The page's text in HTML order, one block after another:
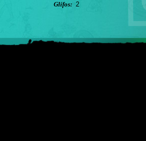
Glífos: 2